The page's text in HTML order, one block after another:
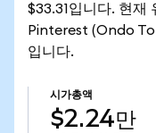
$33.31입니다. 현재
Pinterest (Ondo
입니다.
시가총액
$2.24만